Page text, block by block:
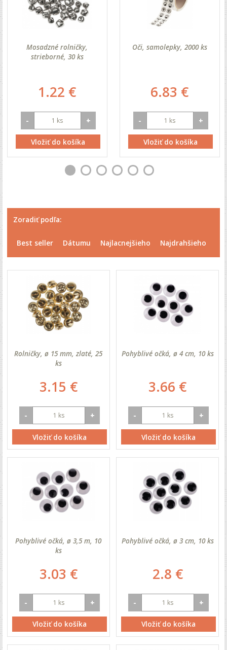
Mosadzné rolničky,
strieborné, 30 ks
1.22 €
- +
Vložiť do košíka
Oči, samolepky, 2000 ks
6.83 €
- +
Vložiť do košíka
Zoradiť podľa:
Best seller Dátumu Najlacnejšieho Najdrahšieho
Rolničky, ø 15 mm, zlaté, 25
ks
3.15 €
- +
Vložiť do košíka
Pohyblivé očká, ø 4 cm, 10 ks
3.66 €
- +
Vložiť do košíka
Pohyblivé očká, ø 3,5 m, 10
ks
3.03 €
- +
Vložiť do košíka
Pohyblivé očká, ø 3 cm, 10 ks
2.8 €
- +
Vložiť do košíka